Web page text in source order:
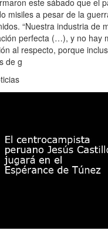
este sábado que el
misiles a pesar de la
“Nuestra industria de
perfecta (…), y no hay
al respecto, porque
de g